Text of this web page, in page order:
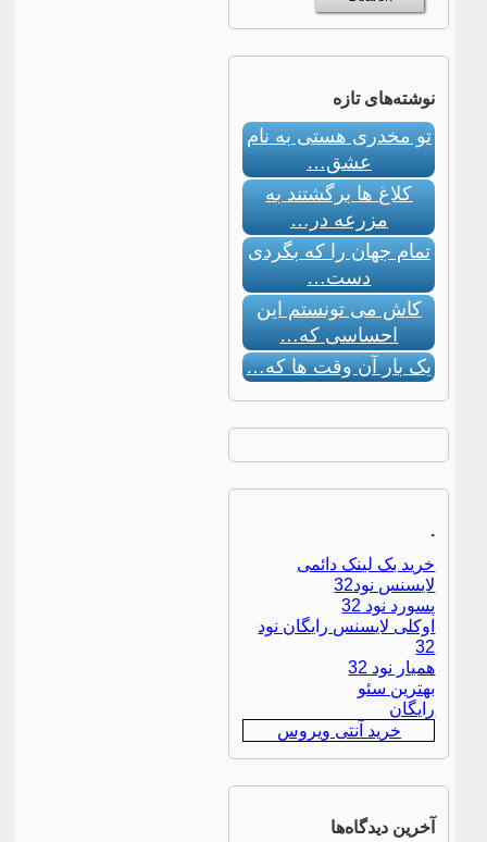
نوشته‌های تازه
تو مخدری هستی به نام
عشق…
کلاغ ها برگشتند به
مزرعه در…
تمام جهان را که بگردی
دست…
کاش می تونستم این
احساسی که…
یک بار آن وقت ها که…
.
خرید بک لینک دائمی
لایسنس نود32
پسورد نود 32
اوکلی لایسنس رایگان نود
32
همیار نود 32
بهترین سئو
رایگان
خرید آنتی ویروس
آخرین دیدگاه‌ها